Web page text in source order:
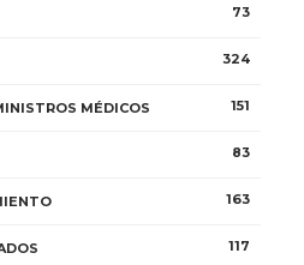
73
324
MÉDICOS 151
83
163
117